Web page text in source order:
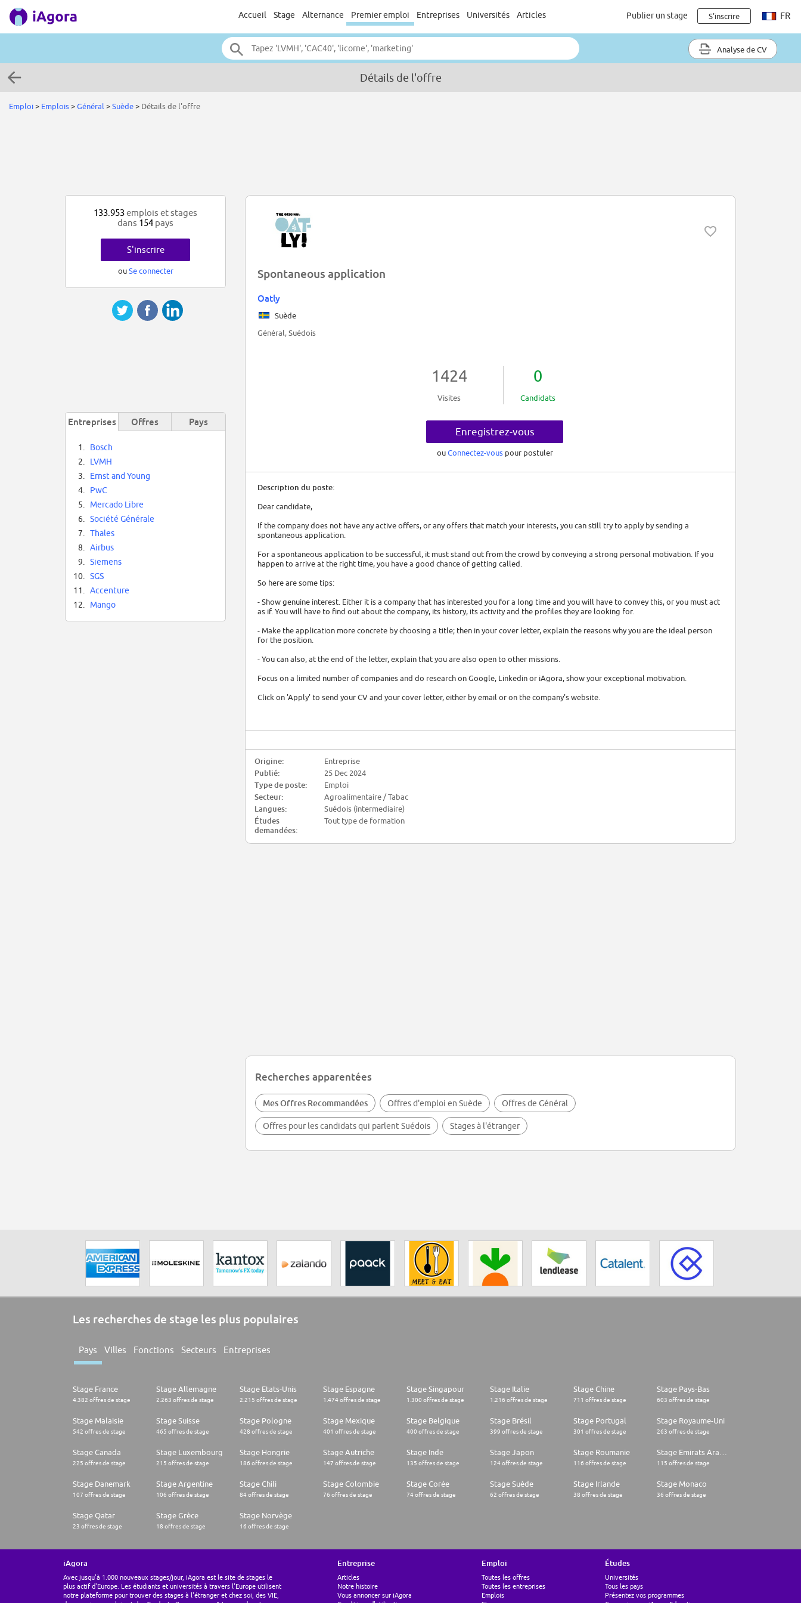
Accueil Stage Alternance Premier emploi Entreprises Universités Articles Publier un stage S'inscrire FR
Analyse de CV
Détails de l'offre
Emploi> Emplois>Général >Suède> Détails de l'offre
Spontaneous application
Oatly
Suède
Général, Suédois
1424
Visites
0
Candidats
Enregistrez-vous
ouConnectez-vous pour postuler
Description du poste:
Dear candidate,
If the company does not have any active offers, or any offers that match your interests, you can still try to apply by sending a
spontaneous application.
For a spontaneous application to be successful, it must stand out from the crowd by conveying a strong personal motivation. If you
happen to arrive at the right time, you have a good chance of getting called.
So here are some tips:
- Show genuine interest. Either it is a company that has interested you for a long time and you will have to convey this, or you must act
as if. You will have to find out about the company, its history, its activity and the profiles they are looking for.
- Make the application more concrete by choosing a title; then in your cover letter, explain the reasons why you are the ideal person
for the position.
- You can also, at the end of the letter, explain that you are also open to other missions.
Focus on a limited number of companies and do research on Google, Linkedin or iAgora, show your exceptional motivation.
Click on 'Apply' to send your CV and your cover letter, either by email or on the company's website.
Origine:
Entreprise
Publié:
25 Dec 2024
Type de poste:
Emploi
Secteur:
Agroalimentaire / Tabac
Langues:
Suédois (intermediaire)
Études
demandées:
Tout type de formation
Recherches apparentées
Mes Offres Recommandées Offres d'emploi en Suède Offres de Général
Offres pour les candidats qui parlent Suédois Stages à l'étranger
133.953emplois et stages
dans 154 pays
S'inscrire
ouSe connecter
Entreprises Offres Pays
1.
Bosch
2.
LVMH
3.
Ernst and Young
4.
PwC
5.
Mercado Libre
6.
Société Générale
7.
Thales
8.
Airbus
9.
Siemens
10.
SGS
11.
Accenture
12.
Mango
Les recherches de stage les plus populaires
Pays Villes Fonctions Secteurs Entreprises
Stage France
4.382 offres de stage
Stage Allemagne
2.263 offres de stage
Stage Etats-Unis
2.215 offres de stage
Stage Espagne
1.474 offres de stage
Stage Singapour
1.300 offres de stage
Stage Italie
1.216 offres de stage
Stage Chine
711 offres de stage
Stage Pays-Bas
603 offres de stage
Stage Malaisie
542 offres de stage
Stage Suisse
465 offres de stage
Stage Pologne
428 offres de stage
Stage Mexique
401 offres de stage
Stage Belgique
400 offres de stage
Stage Brésil
399 offres de stage
Stage Portugal
301 offres de stage
Stage Royaume-Uni
263 offres de stage
Stage Canada
225 offres de stage
Stage Luxembourg
215 offres de stage
Stage Hongrie
186 offres de stage
Stage Autriche
147 offres de stage
Stage Inde
135 offres de stage
Stage Japon
124 offres de stage
Stage Roumanie
116 offres de stage 115 offres de stage
Stage Danemark
107 offres de stage
Stage Argentine
106 offres de stage
Stage Chili
84 offres de stage
Stage Colombie
76 offres de stage
Stage Corée
74 offres de stage
Stage Suède
62 offres de stage
Stage Irlande
38 offres de stage
Stage Monaco
36 offres de stage
Stage Qatar
23 offres de stage
Stage Grèce
18 offres de stage
Stage Norvège
16 offres de stage
iAgora
Avec jusqu'à 1.000 nouveaux stages/jour, iAgora est le site de stages le
plus actif d'Europe. Les étudiants et universités à travers l'Europe utilisent
notre plateforme pour trouver des stages à l'étranger et chez soi, des VIE,
Entreprise
Articles
Notre histoire
Vous annoncer sur iAgora
Emploi
Toutes les offres
Toutes les entreprises
Emplois
Études
Universités
Tous les pays
Présentez vos programmes